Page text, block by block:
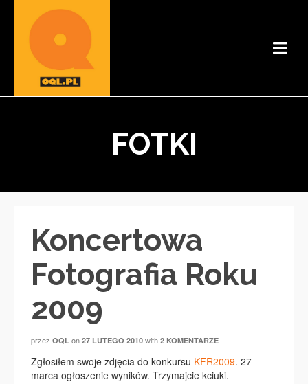
FOTKI
Koncertowa
Fotografia Roku
2009
przez OQL on 27 LUTEGO 2010 with 2 KOMENTARZE
Zgłosiłem swoje zdjęcia do konkursu KFR2009. 27
marca ogłoszenie wyników. Trzymajcie kciuki.